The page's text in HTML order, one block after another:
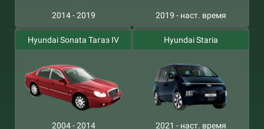
2014 - 2019 2019 - наст. время
Hyundai Sonata Тагаз IV
2004 - 2014
Hyundai Staria
2021 - наст. время